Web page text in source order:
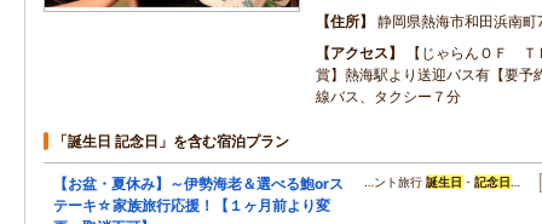
住所
静岡県熱海市和田浜南
アクセス
【じゃらんＯＦ
賞】熱海駅より送迎バス有【要予
線バス、タクシー７分
「誕生日 記念日」を含む宿泊プラン
【お盆・夏休み】～伊勢海老＆選べる鮑orス
テーキ☆家族旅行応援！【１ヶ月前より変
…ント旅行誕生日 ・記念日 …